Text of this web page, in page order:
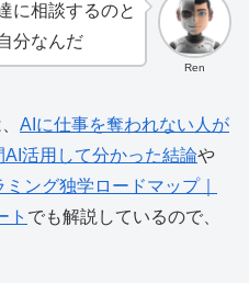
Ren
に相談するのと
分なんだ
AIに仕事を奪われない人が
活用して分かった結論や
ング独学ロードマップ｜
ト でも解説しているので、